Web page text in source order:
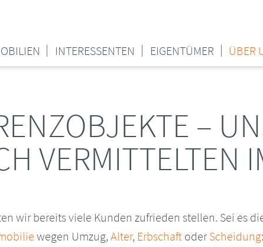
INTERESSENTEN EIGENTÜMER ÜBER
–
VERMITTELTEN
wir bereits viele Kunden zufrieden stellen. Sei es
wegen Umzug,Alter, Erbschaft oderScheidung